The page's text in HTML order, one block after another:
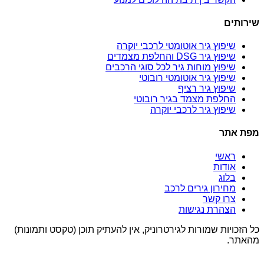
שירותים
שיפוץ גיר אוטומטי לרכבי יוקרה
שיפוץ גיר DSG והחלפת מצמדים
שיפוץ מוחות גיר לכל סוגי הרכבים
שיפוץ גיר אוטומטי רובוטי
שיפוץ גיר רציף
החלפת מצמד בגיר רובוטי
שיפוץ גיר לרכבי יוקרה
מפת אתר
ראשי
אודות
בלוג
מחירון גירים לרכב
צרו קשר
הצהרת נגישות
כל הזכויות שמורות לגירטרוניק, אין להעתיק תוכן (טקסט ותמונות)
מהאתר.